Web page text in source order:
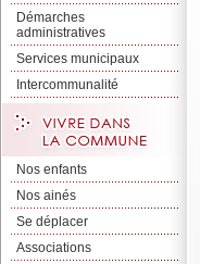
Démarches
administratives
Services municipaux
Intercommunalité
Nos enfants
Nos ainés
Se déplacer
Associations